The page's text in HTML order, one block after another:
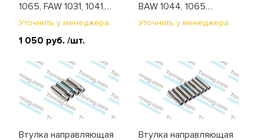
1065, FAW 1031, 1041,
1051 (1004100-C012)
Уточнить у менеджера
1 050 руб. /шт.
BAW 1044, 1065
(BP10443560008E)
Уточнить у менеджера
Втулка направляющая Втулка направляющая